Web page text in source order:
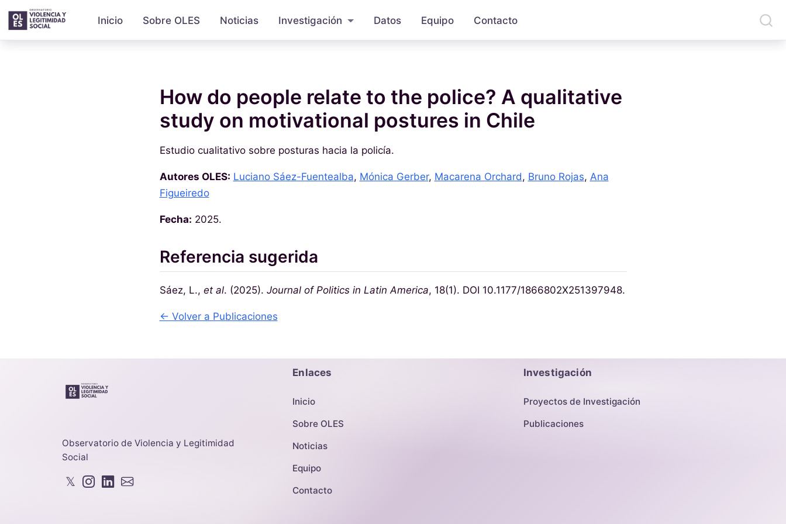
Inicio Sobre OLES Noticias Investigación Datos Equipo Contacto
How do people relate to the police? A qualitative
study on motivational postures in Chile
Estudio cualitativo sobre posturas hacia la policía.
Autores OLES: Luciano Sáez-Fuentealba, Mónica Gerber, Macarena Orchard, Bruno Rojas, Ana
Figueiredo
Fecha: 2025.
Referencia sugerida
Sáez, L., et al. (2025). Journal of Politics in Latin America, 18(1). DOI 10.1177/1866802X251397948.
← Volver a Publicaciones
Observatorio de Violencia y Legitimidad
Social
𝕏
Enlaces
Inicio
Sobre OLES
Noticias
Equipo
Contacto
Investigación
Proyectos de Investigación
Publicaciones